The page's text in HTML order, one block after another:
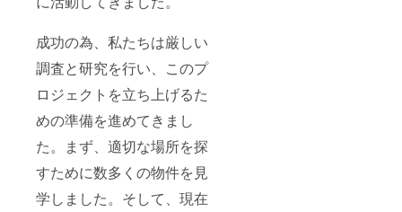
成功の為、私たちは厳しい
調査と研究を行い、このプ
ロジェクトを立ち上げるた
めの準備を進めてきまし
た。まず、適切な場所を探
すために数多くの物件を見
学しました。そして、現在